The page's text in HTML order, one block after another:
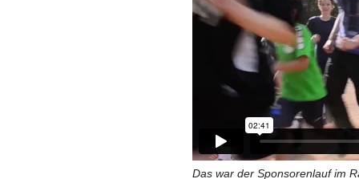
Das war der Sponsorenlauf im